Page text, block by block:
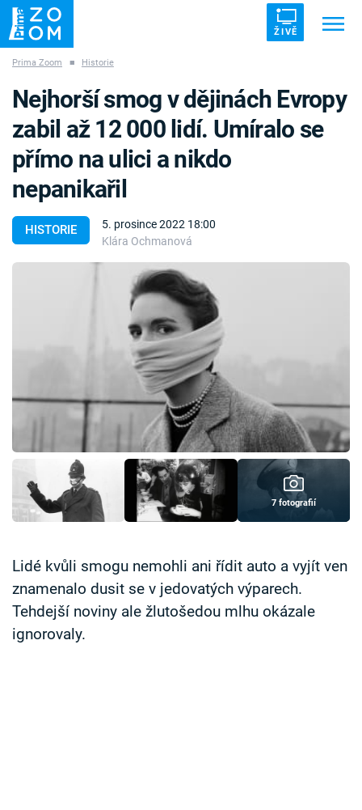
ŽIVĚ
ZÁHADY VETŘELCI DÁVNOVĚKU
Témata
Témata
Sledujte prima+
Přihlášení
Prima Zoom ■ Historie
HISTORIE
5. prosince 2022 18:00
Klára Ochmanová
Nejhorší smog v dějinách Evropy
zabil až 12 000 lidí. Umíralo se
přímo na ulici a nikdo
nepanikařil
7 fotografií
Lidé kvůli smogu nemohli ani řídit auto a vyjít ven
znamenalo dusit se v jedovatých výparech.
Tehdejší noviny ale žlutošedou mlhu okázale
ignorovaly.